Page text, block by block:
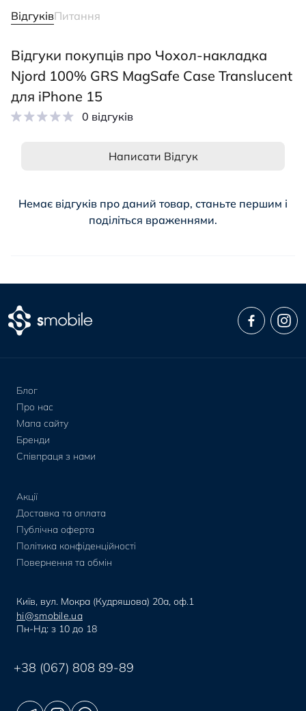
ВідгуківПитання
Відгуки покупців про Чохол-накладка
Njord 100% GRS MagSafe Case Translucent
для iPhone 15
0 відгуків
Написати Відгук
Немає відгуків про даний товар, станьте першим і
поділіться враженнями.
Блог
Про нас
Мапа сайту
Бренди
Співпраця з нами
Акції
Доставка та оплата
Публічна оферта
Політика конфіденційності
Повернення та обмін
Київ, вул. Мокра (Кудряшова) 20а, оф.1
hi@smobile.ua
Пн-Нд: з 10 до 18
+38 (067) 808 89-89